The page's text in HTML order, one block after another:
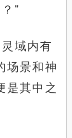
”
域内有
场景和神
是其中之